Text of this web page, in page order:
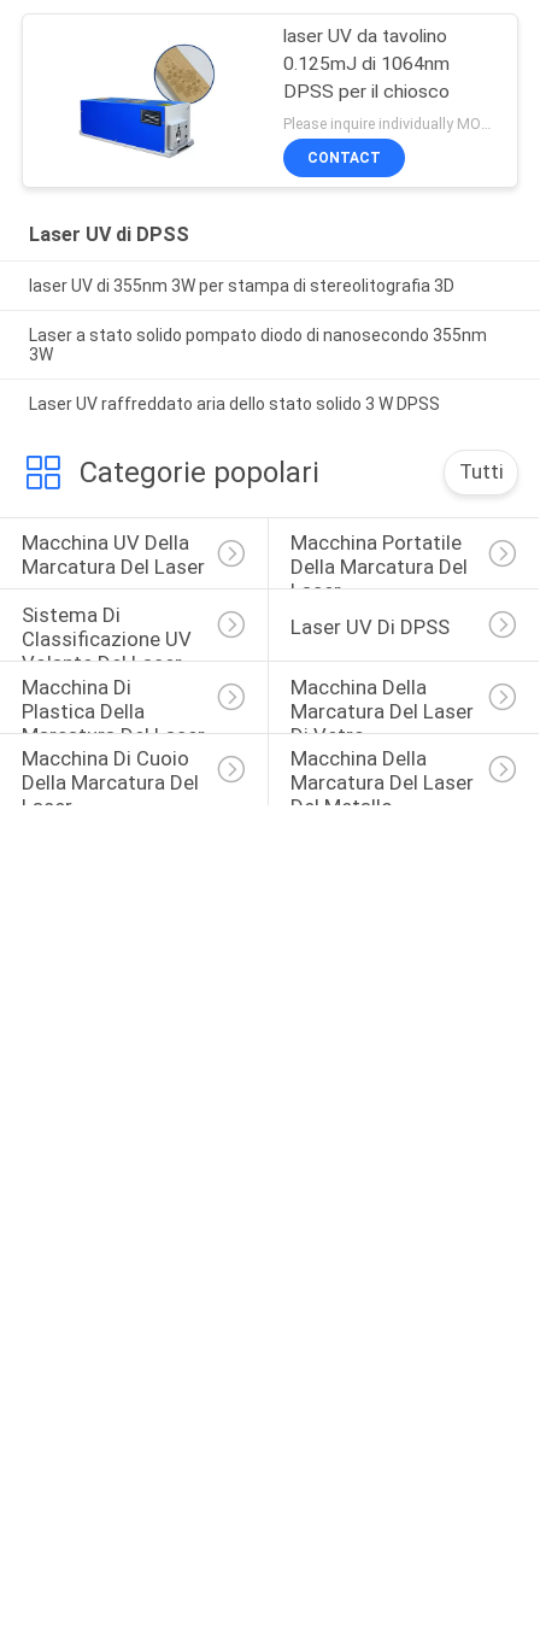
laser UV da tavolino
0.125mJ di 1064nm
DPSS per il chiosco
Please inquire individually MOQ:1
CONTACT
Laser UV di DPSS
laser UV di 355nm 3W per stampa di stereolitografia 3D
Laser a stato solido pompato diodo di nanosecondo 355nm
3W
Laser UV raffreddato aria dello stato solido 3 W DPSS
Categorie popolari Tutti
Macchina UV Della
Marcatura Del Laser
Macchina Portatile
Della Marcatura Del
Laser
Sistema Di
Classificazione UV
Volante Del Laser
Laser UV Di DPSS
Macchina Di
Plastica Della
Marcatura Del Laser
Macchina Della
Marcatura Del Laser
Di Vetro
Macchina Di Cuoio
Della Marcatura Del
Laser
Macchina Della
Marcatura Del Laser
Del Metallo